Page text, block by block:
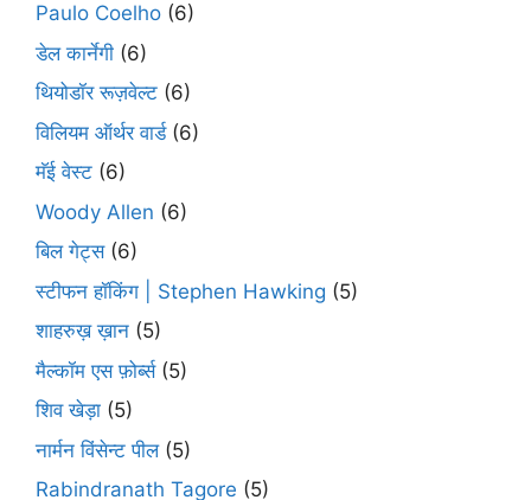
Paulo Coelho (6)
डेल कार्नेगी (6)
थियोडॉर रूज़वेल्ट (6)
विलियम ऑर्थर वार्ड(6)
मॅई वेस्ट (6)
Woody Allen (6)
बिल गेट्स(6)
स्टीफन हॉकिंग | Stephen Hawking (5)
शाहरुख़ ख़ान (5)
मैल्कॉम एस फ़ोर्ब्स(5)
शिव खेड़ा (5)
नार्मन विंसेन्ट पील(5)
Rabindranath Tagore (5)